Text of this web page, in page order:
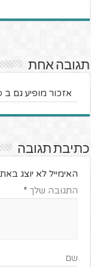
תגובה אחת
אזכור מופיע גם ב
כתיבת תגובה
האימייל לא יוצג
התגובה שלך*
שם